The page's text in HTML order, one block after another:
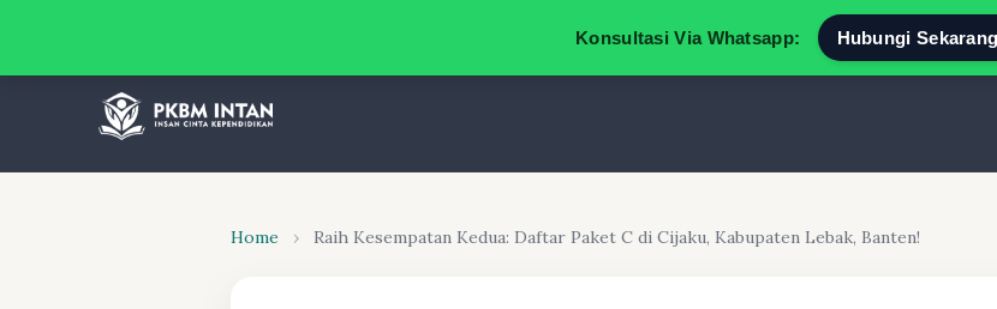
Konsultasi Via Whatsapp: Hubungi Sekarang
Home › Raih Kesempatan Kedua: Daftar Paket C di Cijaku, Kabupaten Lebak, Banten!